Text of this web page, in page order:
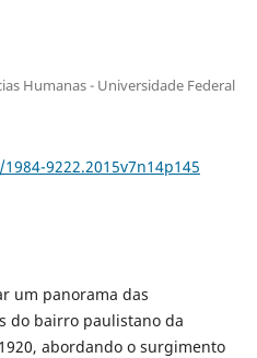
Humanas - Universidade Federal
9222.2015v7n14p145
um panorama das
do bairro paulistano da
abordando o surgimento